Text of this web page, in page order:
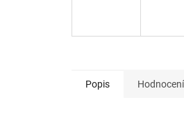
Popis Hodnocení